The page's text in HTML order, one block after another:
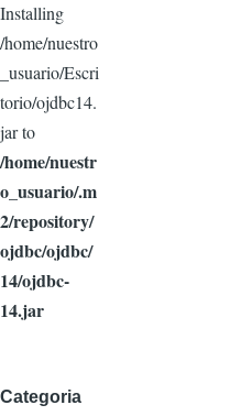
Installing
/home/nuestro
_usuario/Escri
torio/ojdbc14.
jar to
/home/nuestr
o_usuario/.m
2/repository/
ojdbc/ojdbc/
14/ojdbc-
14.jar
Categoria